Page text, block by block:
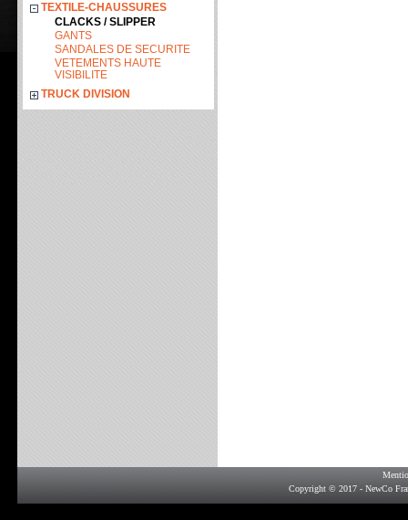
TEXTILE-CHAUSSURES
CLACKS / SLIPPER
GANTS
SANDALES DE SECURITE
VETEMENTS HAUTE
VISIBILITE
TRUCK DIVISION
Copyright © 2017 - NewCo